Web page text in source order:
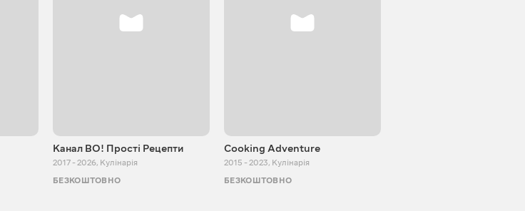
Канал ВО! Прості Рецепти
2017 - 2026, Кулінарія
БЕЗКОШТОВНО
Cooking Adventure
2015 - 2023, Кулінарія
БЕЗКОШТОВНО